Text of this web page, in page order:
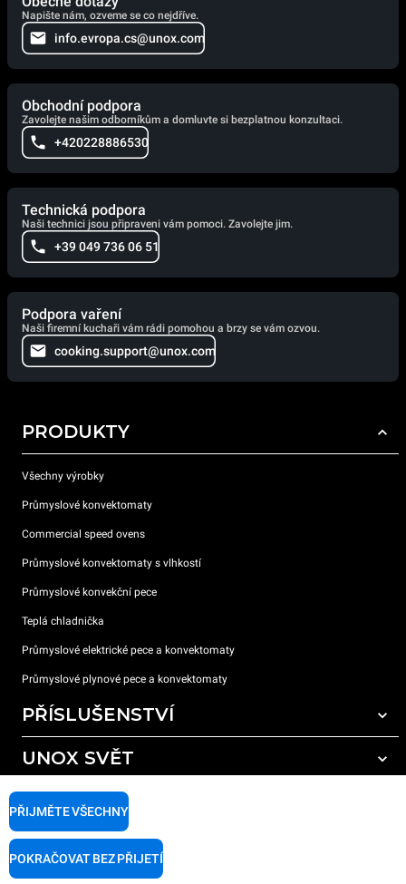
Napište nám, ozveme se co nejdříve.
info.evropa.cs@unox.com
Obchodní podpora
Zavolejte našim odborníkům a domluvte si bezplatnou konzultaci.
+420228886530
Technická podpora
Naši technici jsou připraveni vám pomoci. Zavolejte jim.
+39 049 736 06 51
Podpora vaření
Naši firemní kuchaři vám rádi pomohou a brzy se vám ozvou.
cooking.support@unox.com
PRODUKTY
Všechny výrobky
Průmyslové konvektomaty
Commercial speed ovens
Průmyslové konvektomaty s vlhkostí
Průmyslové konvekční pece
Teplá chladnička
Průmyslové elektrické pece a konvektomaty
Průmyslové plynové pece a konvektomaty
PŘÍSLUŠENSTVÍ
Všechna příslušenství
Čisticí prostředky pro ruční mytí
Úprava vody pryskyřičnými filtry
Úprava vody reverzní osmózou
UNOX SVĚT
Naše pobočky po celém světě
PODPORA
PŘIJMĚTE VŠECHNY
POKRAČOVAT BEZ PŘIJETÍ